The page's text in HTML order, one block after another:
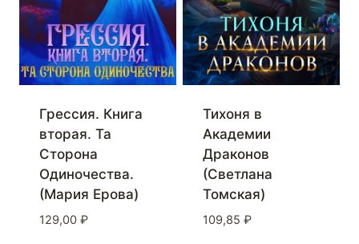
Грессия. Книга
вторая. Та
Сторона
Одиночества.
(Мария Ерова)
129,00 ₽
Тихоня в
Академии
Драконов
(Светлана
Томская)
109,85 ₽